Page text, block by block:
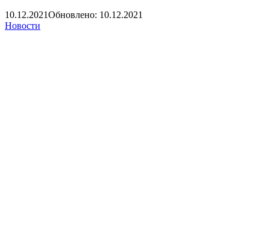
10.12.2021Обновлено: 10.12.2021
Новости